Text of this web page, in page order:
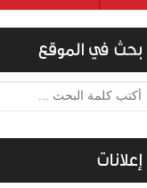
بحث في الموقع
أكتب كلمة البحث ...
إعلانات